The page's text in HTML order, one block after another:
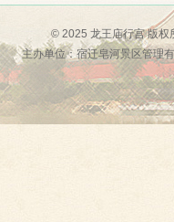
© 2025 龙王庙行宫 版权
主办单位：宿迁皂河景区管理